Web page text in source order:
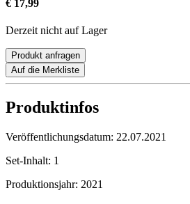
€ 17,99
Derzeit nicht auf Lager
Produkt anfragen
Auf die Merkliste
Produktinfos
Veröffentlichungsdatum: 22.07.2021
Set-Inhalt: 1
Produktionsjahr: 2021